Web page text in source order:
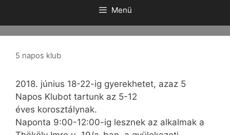
Menü
5 napos klub
2018. június 18-22-ig gyerekhetet, azaz 5
Napos Klubot tartunk az 5-12
éves korosztálynak.
Naponta 9:00-12:00-ig lesznek az alkalmak a